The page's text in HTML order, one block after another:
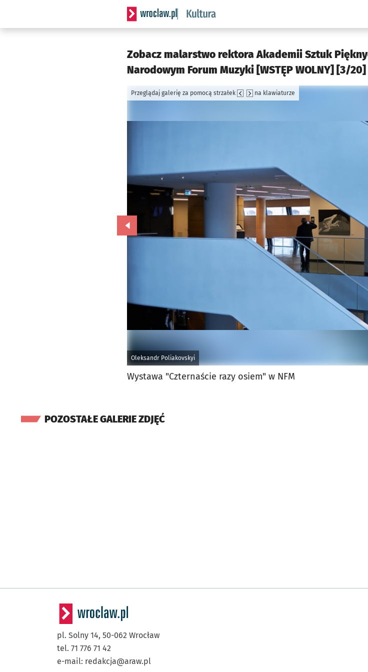
Serwis informacyjny wroclaw.pl podserwis: Kultura
Zobacz malarstwo rektora Akademii Sztuk
Narodowym Forum Muzyki [WSTĘP WOLNY] [3/20]
Oleksandr Poliakovskyi
Przeglądaj galerię za pomocą strzałek na klawiaturze
Przejdź do poprzedniego zdjęcia.
Wystawa "Czternaście razy osiem" w NFM
POZOSTAŁE GALERIE ZDJĘĆ
pl. Solny 14, 50-062 Wrocław
tel. 71 776 71 42
e-mail: redakcja@araw.pl